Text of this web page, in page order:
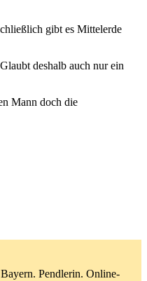
gibt es Mittelerde
deshalb auch nur ein
Mann doch die
Pendlerin. Online-